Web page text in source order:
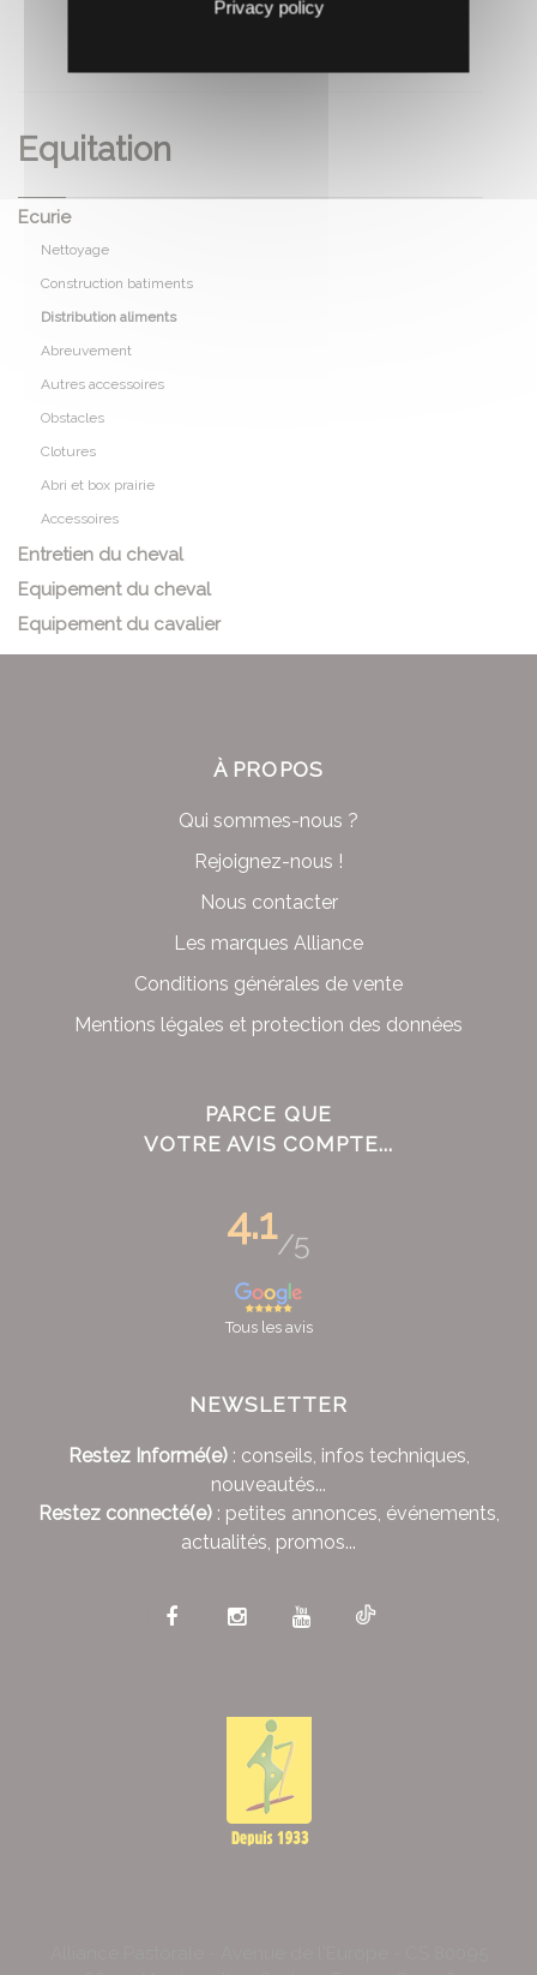
Equitation
Ecurie
Nettoyage
Construction batiments
Distribution aliments
Abreuvement
Autres accessoires
Obstacles
Clotures
Abri et box prairie
Accessoires
Entretien du cheval
Equipement du cheval
Equipement du cavalier
À PROPOS
Qui sommes-nous ?
Rejoignez-nous !
Nous contacter
Les marques Alliance
Conditions générales de vente
Mentions légales et protection des données
PARCE QUE
VOTRE AVIS COMPTE...
4.1/5
Tous les avis
NEWSLETTER
Restez Informé(e): conseils, infos techniques,
nouveautés...
Restez connecté(e): petites annonces, événements,
actualités, promos...
Privacy policy